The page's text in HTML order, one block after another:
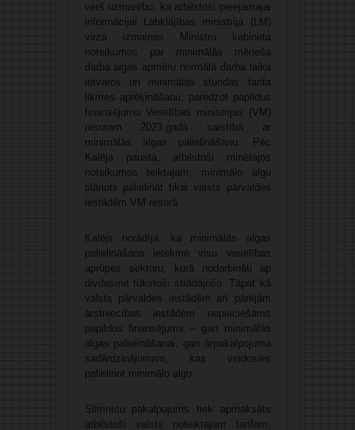
vērš uzmanību, ka atbilstoši pieejamajai
informācijai Labklājības ministrija (LM)
virza izmaiņas Ministru kabineta
noteikumos par minimālās mēneša
darba algas apmēru normālā darba laika
ietvaros un minimālās stundas tarifa
likmes aprēķināšanu, paredzot papildus
finansējumu Veselības ministrijas (VM)
resoram 2023.gadā saistībā ar
minimālās algas palielināšanu. Pēc
Kalēja paustā, atbilstoši minētajos
noteikumos teiktajam, minimālo algu
plānots palielināt tikai valsts pārvaldes
iestādēm VM resorā.
Kalējs norādīja, ka minimālās algas
palielināšana ietekmē visu veselības
aprūpes sektoru, kurā nodarbināti ap
divdesmit tūkstoši strādājošo. Tāpat kā
valsts pārvaldes iestādēm arī pārējām
ārstniecības iestādēm nepieciešams
papildus finansējums – gan minimālās
algas palielināšanai, gan ārpakalpojuma
sadārdzinājumam, kas veidosies
palielinot minimālo algu.
Slimnīcu pakalpojums tiek apmaksāts
atbilstoši valsts noteiktajam tarifam,